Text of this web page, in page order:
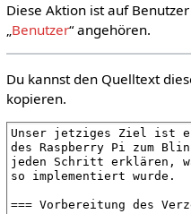
Diese Aktion ist auf
„Benutzer“ angehören.
Du kannst den Quelltext
kopieren.